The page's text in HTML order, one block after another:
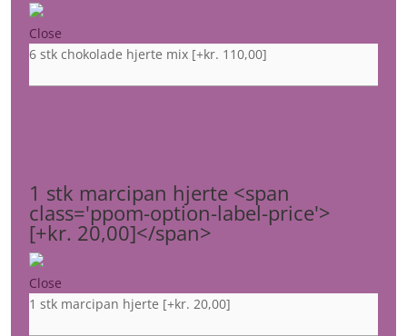
Close
6 stk chokolade hjerte mix [+kr. 110,00]
1 stk marcipan hjerte <span
class='ppom-option-label-price'>
[+kr. 20,00]</span>
Close
1 stk marcipan hjerte [+kr. 20,00]